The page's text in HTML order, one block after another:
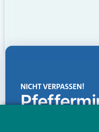
NICHT VERPASSEN!